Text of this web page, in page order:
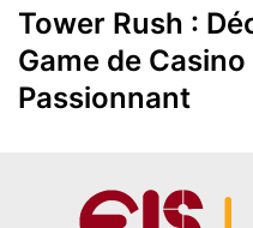
Tower Rush :
Game de
Passionnant